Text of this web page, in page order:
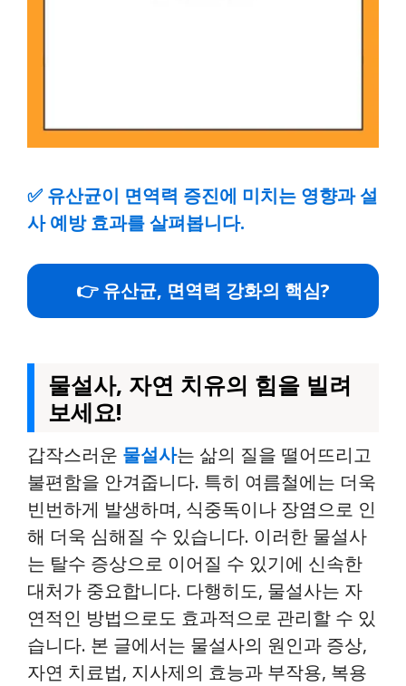
✅ 유산균이 면역력 증진에 미치는 영향과 설
사 예방 효과를 살펴봅니다.
👉 유산균, 면역력 강화의 핵심?
물설사, 자연 치유의 힘을 빌려
보세요!
갑작스러운 물설사는 삶의 질을 떨어뜨리고
불편함을 안겨줍니다. 특히 여름철에는 더욱
빈번하게 발생하며, 식중독이나 장염으로 인
해 더욱 심해질 수 있습니다. 이러한 물설사
는 탈수 증상으로 이어질 수 있기에 신속한
대처가 중요합니다. 다행히도, 물설사는 자
연적인 방법으로도 효과적으로 관리할 수 있
습니다. 본 글에서는 물설사의 원인과 증상,
자연 치료법, 지사제의 효능과 부작용, 복용